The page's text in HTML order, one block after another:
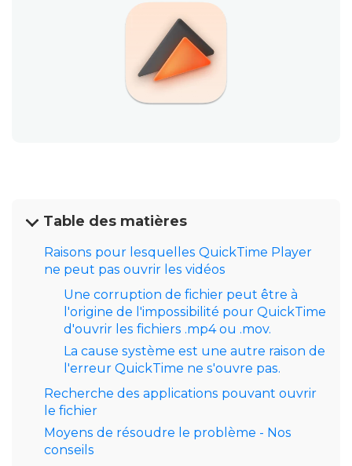
Table des matières
Raisons pour lesquelles QuickTime Player
ne peut pas ouvrir les vidéos
Une corruption de fichier peut être à
l'origine de l'impossibilité pour QuickTime
d'ouvrir les fichiers .mp4 ou .mov.
La cause système est une autre raison de
l'erreur QuickTime ne s'ouvre pas.
Recherche des applications pouvant ouvrir
le fichier
Moyens de résoudre le problème - Nos
conseils